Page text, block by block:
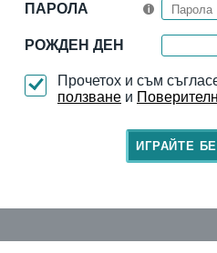
ПАРОЛА
РОЖДЕН ДЕН
Прочетох и съм
ползване и